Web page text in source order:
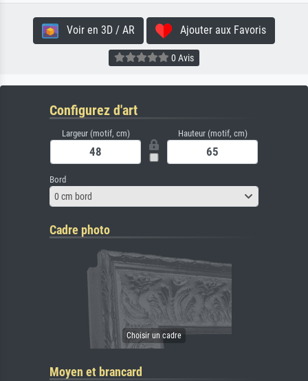
Voir en 3D / AR Ajouter aux Favoris
0 Avis
Configurez d'art
Largeur (motif, cm) Hauteur (motif, cm)
Bord
0 cm bord
Cadre photo
Moyen et brancard